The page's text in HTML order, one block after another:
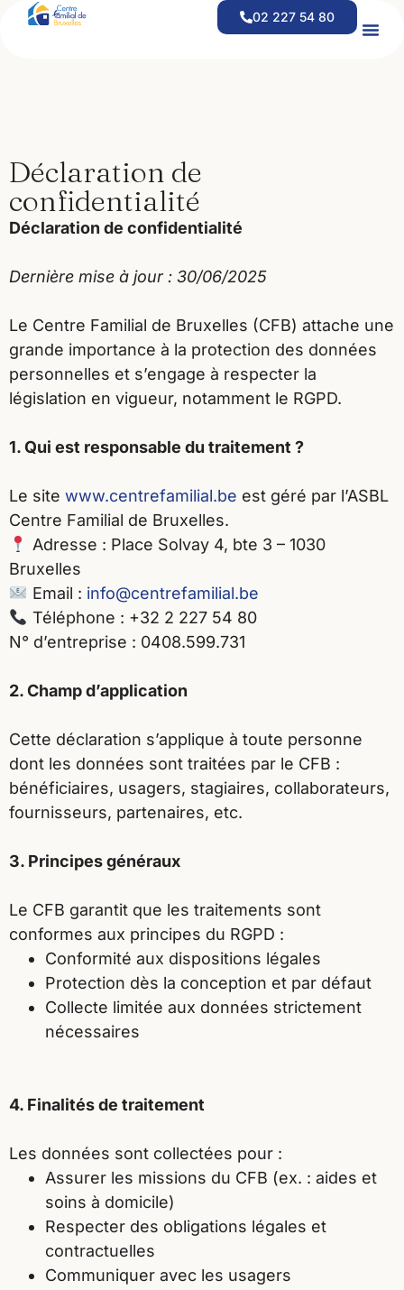
principal
02 227 54 80
Déclaration de
confidentialité
Déclaration de confidentialité
Dernière mise à jour : 30/06/2025
Le Centre Familial de Bruxelles (CFB) attache une
grande importance à la protection des données
personnelles et s’engage à respecter la
législation en vigueur, notamment le RGPD.
1. Qui est responsable du traitement ?
Le site www.centrefamilial.be est géré par l’ASBL
Centre Familial de Bruxelles.
Adresse : Place Solvay 4, bte 3 – 1030
Bruxelles
Email : info@centrefamilial.be
Téléphone : +32 2 227 54 80
N° d’entreprise : 0408.599.731
2. Champ d’application
Cette déclaration s’applique à toute personne
dont les données sont traitées par le CFB :
bénéficiaires, usagers, stagiaires, collaborateurs,
fournisseurs, partenaires, etc.
3. Principes généraux
Le CFB garantit que les traitements sont
conformes aux principes du RGPD :
Conformité aux dispositions légales
Protection dès la conception et par défaut
Collecte limitée aux données strictement
nécessaires
4. Finalités de traitement
Les données sont collectées pour :
Assurer les missions du CFB (ex. : aides et
soins à domicile)
Respecter des obligations légales et
contractuelles
Communiquer avec les usagers